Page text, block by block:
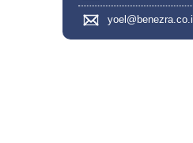
yoel@benezra.co.il